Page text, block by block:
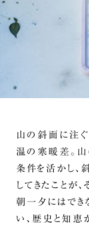
山の斜面に注
温の寒暖差。
条件を活かし、
してきたことが
朝一夕にはでき
い、歴史と知恵